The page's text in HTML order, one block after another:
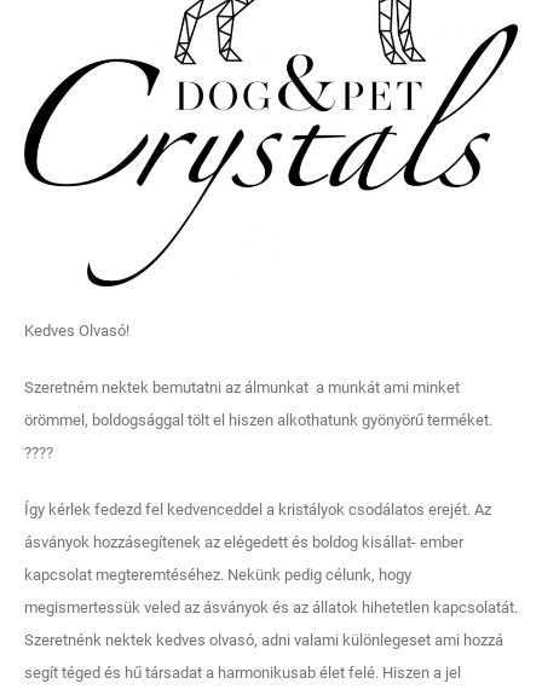
Kedves Olvasó!
Szeretném nektek bemutatni az álmunkat a munkát ami minket
örömmel, boldogsággal tölt el hiszen alkothatunk gyönyörű terméket.
????
Így kérlek fedezd fel kedvenceddel a kristályok csodálatos erejét. Az
ásványok hozzásegítenek az elégedett és boldog kisállat- ember
kapcsolat megteremtéséhez. Nekünk pedig célunk, hogy
megismertessük veled az ásványok és az állatok hihetetlen kapcsolatát.
Szeretnénk nektek kedves olvasó, adni valami különlegeset ami hozzá
segít téged és hű társadat a harmonikusab élet felé. Hiszen a jel